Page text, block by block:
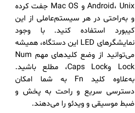
Android، Unix و Mac OS جفت کرده
و به‌راحتی در هر سیستم‌عاملی از این
کیبورد استفاده کنید. با وجود
نمایشگرهای LED این دستگاه، همیشه
می‌توانید از وضع کلیدهای مهم Num
Lock وCaps Lock، مطلع باشید.
به‌علاوه کلید Fn به شما امکان
دسترسی سریع و راحت به پخش و
ضبط موسیقی و ویدئو را می‌دهند.